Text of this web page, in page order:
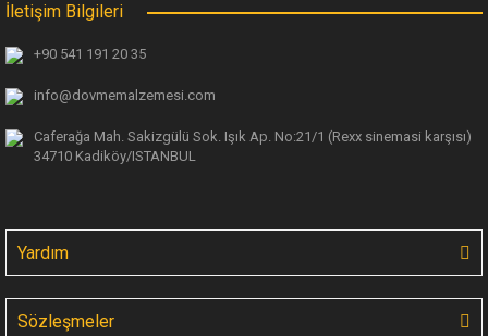
İletişim Bilgileri
+90 541 191 20 35
info@dovmemalzemesi.com
Caferağa Mah. Sakizgülü Sok. Işık Ap. No:21/1 (Rexx sinemasi karşısı)
34710 Kadiköy/ISTANBUL
Yardım
Sözleşmeler